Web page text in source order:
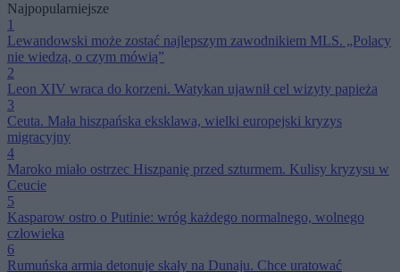
Najpopularniejsze
1
Lewandowski może zostać najlepszym zawodnikiem MLS. „Polacy
nie wiedzą, o czym mówią”
2
Leon XIV wraca do korzeni. Watykan ujawnił cel wizyty papieża
3
Ceuta. Mała hiszpańska eksklawa, wielki europejski kryzys
migracyjny
4
Maroko miało ostrzec Hiszpanię przed szturmem. Kulisy kryzysu w
Ceucie
5
Kasparow ostro o Putinie: wróg każdego normalnego, wolnego
człowieka
6
Rumuńska armia detonuje skały na Dunaju. Chce uratować